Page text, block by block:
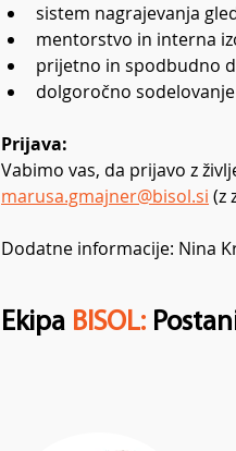
sistem nagrajevanja
mentorstvo in interna
prijetno in spodbudno
dolgoročno
Prijava:
Vabimo vas, da prijavo z
marusa.gmajner@bisol.si (z
Dodatne informacije: Nina
Ekipa BISOL: